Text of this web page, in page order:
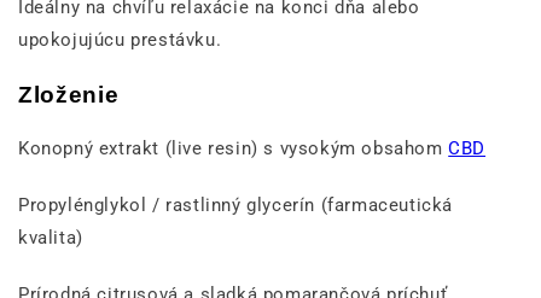
Ideálny na chvíľu relaxácie na konci dňa alebo
upokojujúcu prestávku.
Zloženie
Konopný extrakt (live resin) s vysokým obsahomCBD
Propylénglykol / rastlinný glycerín (farmaceutická
kvalita)